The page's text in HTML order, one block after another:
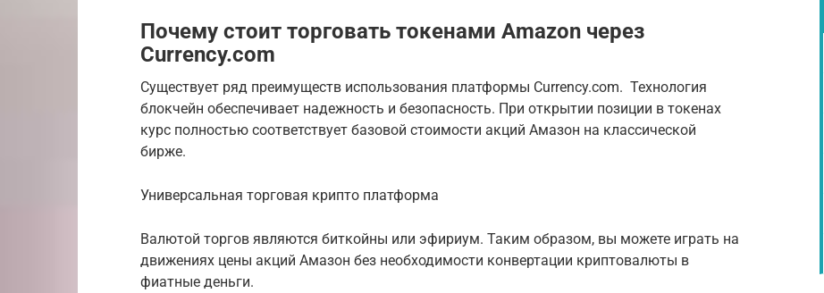
Почему стоит торговать токенами Amazon через
Currency.com
Существует ряд преимуществ использования платформы Currency.com. Технология
блокчейн обеспечивает надежность и безопасность. При открытии позиции в токенах
курс полностью соответствует базовой стоимости акций Амазон на классической
бирже.
Универсальная торговая крипто платформа
Валютой торгов являются биткойны или эфириум. Таким образом, вы можете играть на
движениях цены акций Амазон без необходимости конвертации криптовалюты в
фиатные деньги.